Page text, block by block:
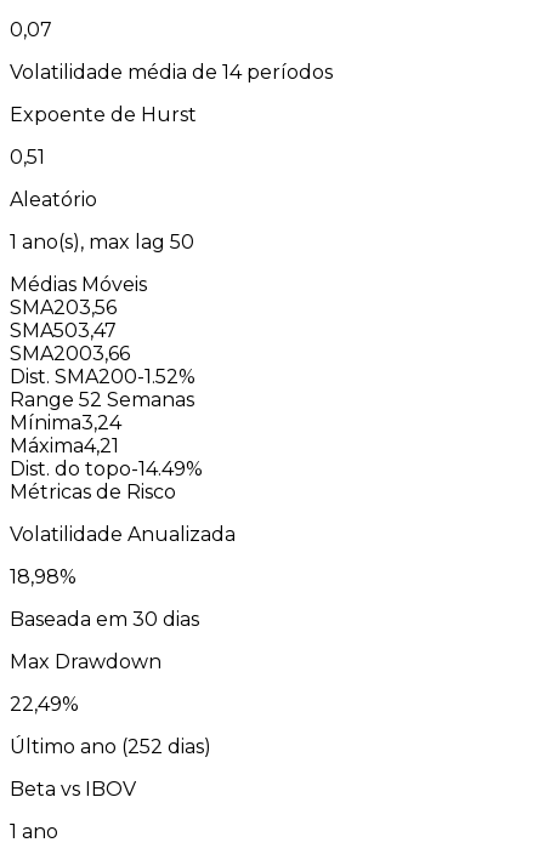
0,07
Volatilidade média de 14 períodos
Expoente de Hurst
0,51
Aleatório
1 ano(s), max lag 50
Médias Móveis
SMA203,56
SMA503,47
SMA2003,66
Dist. SMA200-1.52%
Range 52 Semanas
Mínima3,24
Máxima4,21
Dist. do topo-14.49%
Métricas de Risco
Volatilidade Anualizada
18,98%
Baseada em 30 dias
Max Drawdown
22,49%
Último ano (252 dias)
Beta vs IBOV
1 ano